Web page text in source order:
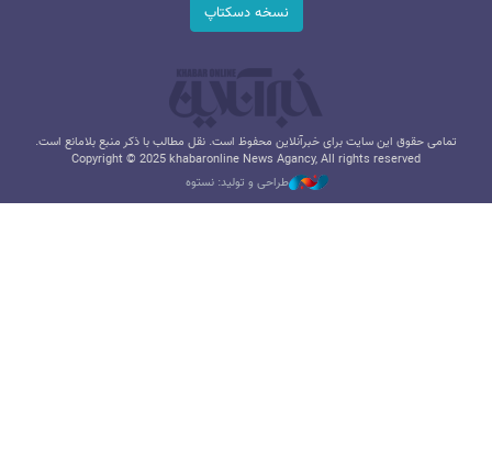
نسخه دسکتاپ
تمامی حقوق این سایت برای خبرآنلاین محفوظ است. نقل مطالب با ذکر منبع بلامانع است.
Copyright © 2025 khabaronline News Agancy, All rights reserved
طراحی و تولید: نستوه